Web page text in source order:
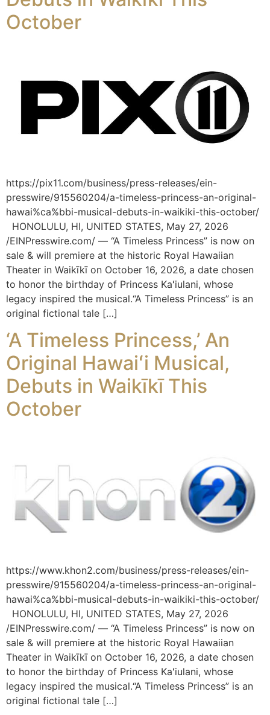
October
https://pix11.com/business/press-releases/ein-
presswire/915560204/a-timeless-princess-an-original-
hawai%ca%bbi-musical-debuts-in-waikiki-this-october/
HONOLULU, HI, UNITED STATES, May 27, 2026
/EINPresswire.com/ — “A Timeless Princess” is now on
sale & will premiere at the historic Royal Hawaiian
Theater in Waikīkī on October 16, 2026, a date chosen
to honor the birthday of Princess Kaʻiulani, whose
legacy inspired the musical.“A Timeless Princess” is an
original fictional tale […]
‘A Timeless Princess,’ An
Original Hawaiʻi Musical,
Debuts in Waikīkī This
October
https://www.khon2.com/business/press-releases/ein-
presswire/915560204/a-timeless-princess-an-original-
hawai%ca%bbi-musical-debuts-in-waikiki-this-october/
HONOLULU, HI, UNITED STATES, May 27, 2026
/EINPresswire.com/ — “A Timeless Princess” is now on
sale & will premiere at the historic Royal Hawaiian
Theater in Waikīkī on October 16, 2026, a date chosen
to honor the birthday of Princess Kaʻiulani, whose
legacy inspired the musical.“A Timeless Princess” is an
original fictional tale […]